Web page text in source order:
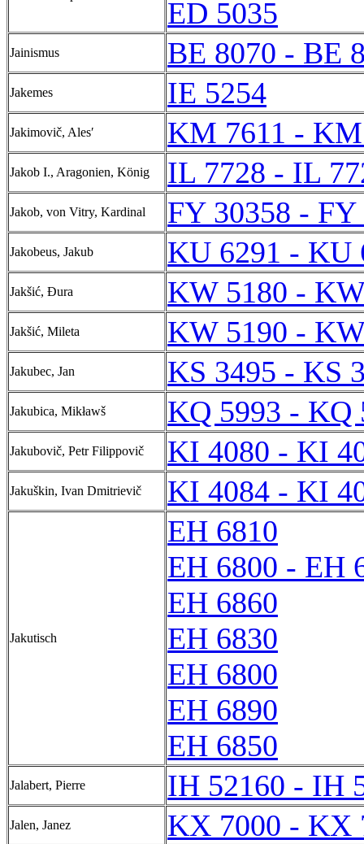
ED 5035
Jainismus BE 8070 - BE
Jakemes IE 5254
Jakimovič, Alesʹ KM 7611 -
Jakob I., Aragonien, König IL 7728 - IL
Jakob, von Vitry, Kardinal FY 30358 - FY
Jakobeus, Jakub KU 6291 - KU
Jakšić, Đura KW 5180 -
Jakšić, Mileta KW 5190 -
Jakubec, Jan KS 3495 - KS
Jakubica, Mikławš KQ 5993 - KQ
Jakubovič, Petr Filippovič KI 4080 - KI
Jakuškin, Ivan Dmitrievič KI 4084 - KI
Jakutisch
EH 6810
EH 6800 - EH
EH 6860
EH 6830
EH 6800
EH 6890
EH 6850
Jalabert, Pierre IH 52160 - IH
Jalen, Janez KX 7000 - KX